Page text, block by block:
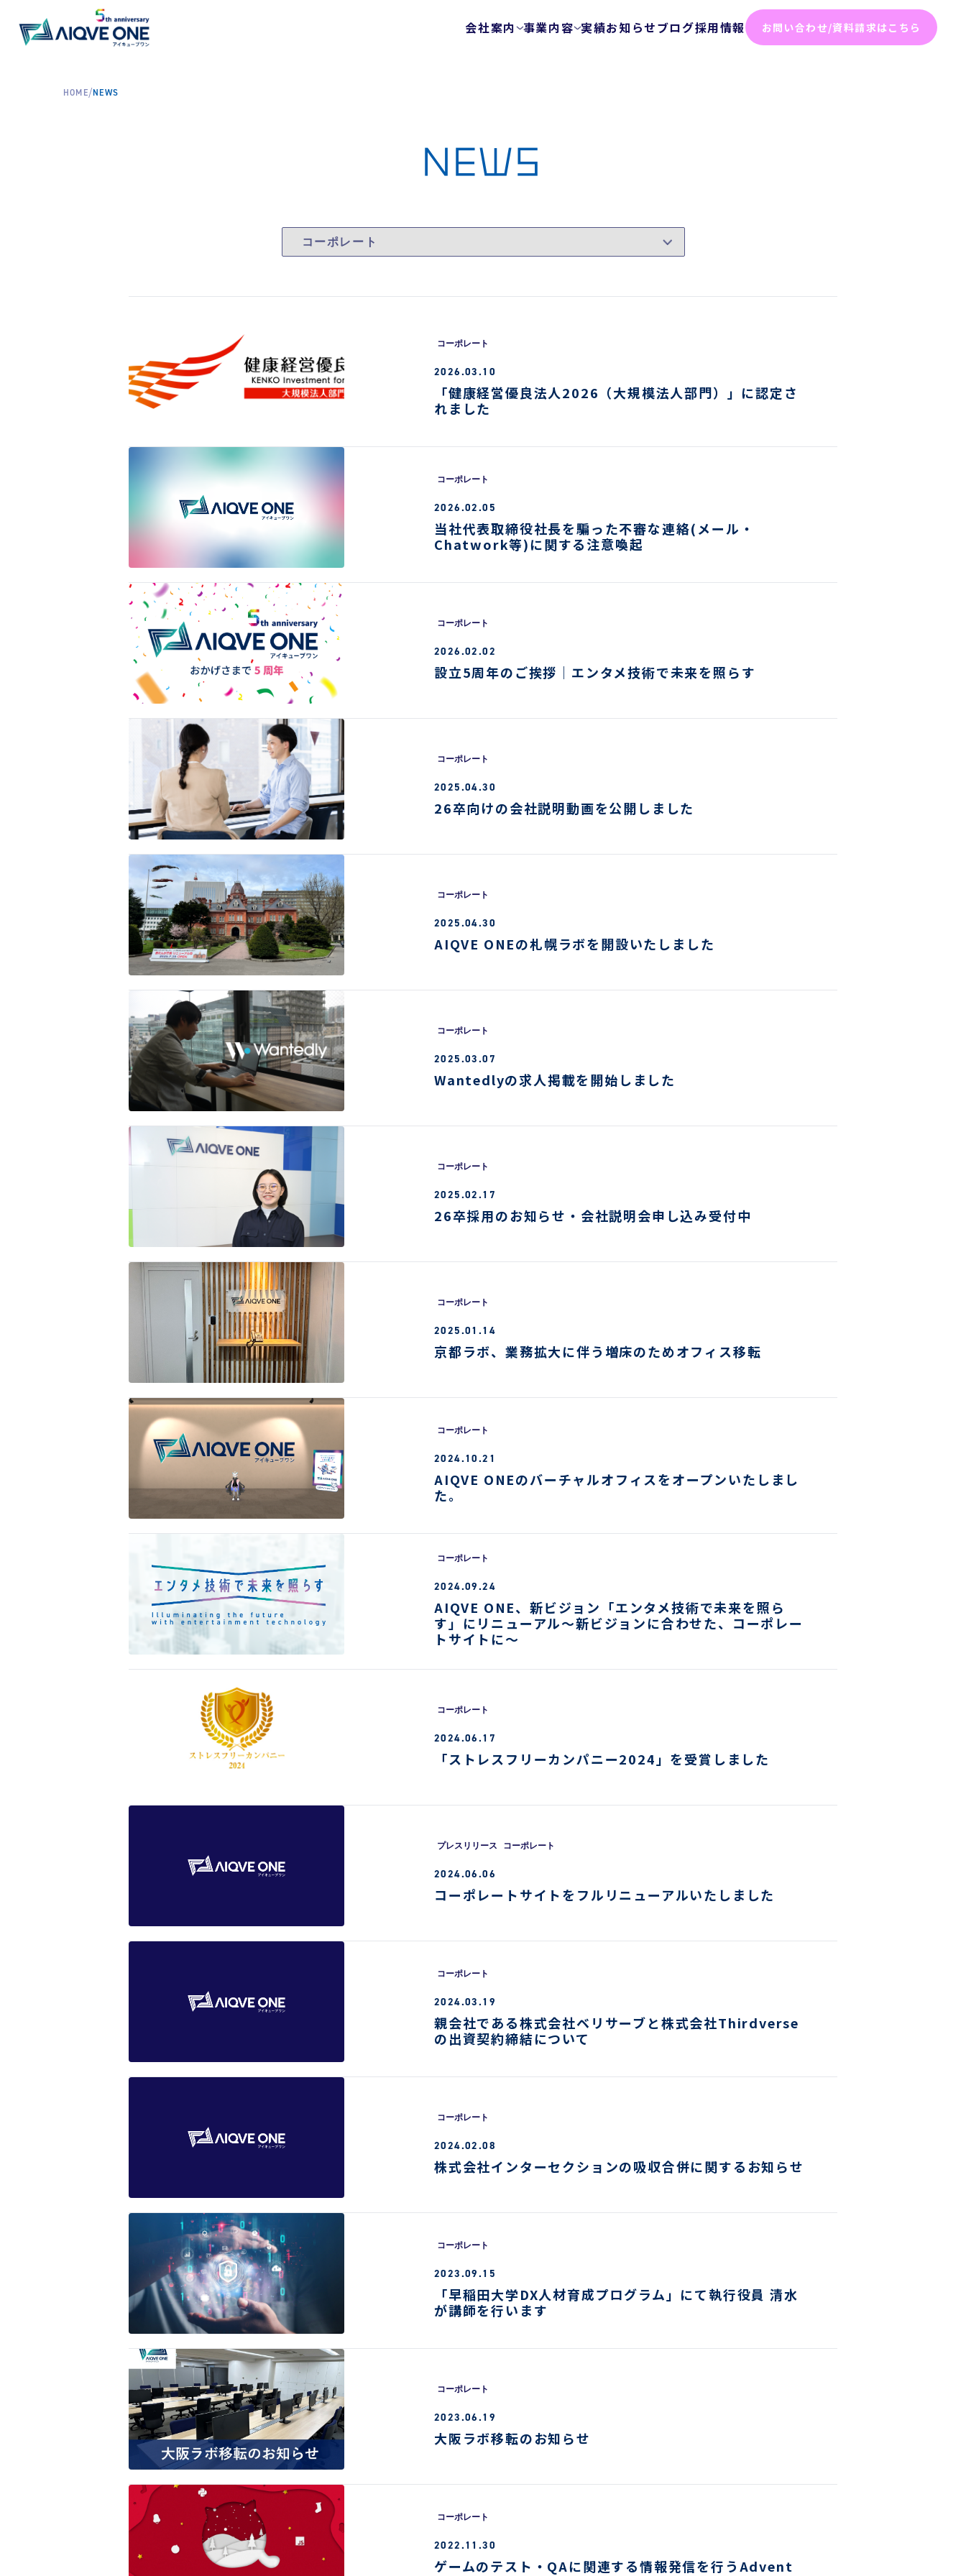
会社案内 事業内容
ウェブ脆弱性診断
プラットフォーム診断
エンタメソリューション開発
ツール
実績お知らせブログ採用情報 お問い合わせ/資料請求はこちら
HOME/NEWS
NEWS
コーポレート
2026.03.10
「健康経営優良法人2026（大規模法人部門）」に認定さ
れました
コーポレート
2026.02.05
当社代表取締役社長を騙った不審な連絡(メール・
Chatwork等)に関する注意喚起
コーポレート
2026.02.02
設立5周年のご挨拶｜エンタメ技術で未来を照らす
コーポレート
2025.04.30
26卒向けの会社説明動画を公開しました
コーポレート
2025.04.30
AIQVE ONEの札幌ラボを開設いたしました
コーポレート
2025.03.07
Wantedlyの求人掲載を開始しました
コーポレート
2025.02.17
26卒採用のお知らせ・会社説明会申し込み受付中
コーポレート
2025.01.14
京都ラボ、業務拡大に伴う増床のためオフィス移転
コーポレート
2024.10.21
AIQVE ONEのバーチャルオフィスをオープンいたしまし
た。
コーポレート
2024.09.24
AIQVE ONE、新ビジョン「エンタメ技術で未来を照ら
す」にリニューアル～新ビジョンに合わせた、コーポレー
トサイトに～
コーポレート
2024.06.17
「ストレスフリーカンパニー2024」を受賞しました
プレスリリース コーポレート
2024.06.06
コーポレートサイトをフルリニューアルいたしました
コーポレート
2024.03.19
親会社である株式会社ベリサーブと株式会社Thirdverse
の出資契約締結について
コーポレート
2024.02.08
株式会社インターセクションの吸収合併に関するお知らせ
コーポレート
2023.09.15
「早稲田大学DX人材育成プログラム」にて執行役員 清水
が講師を行います
コーポレート
2023.06.19
大阪ラボ移転のお知らせ
コーポレート
2022.11.30
ゲームのテスト・QAに関連する情報発信を行うAdvent